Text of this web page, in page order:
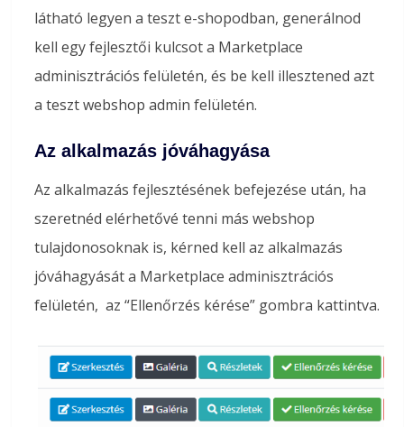
látható legyen a teszt e-shopodban, generálnod
kell egy fejlesztői kulcsot a Marketplace
adminisztrációs felületén, és be kell illesztened azt
a teszt webshop admin felületén.
Az alkalmazás jóváhagyása
Az alkalmazás fejlesztésének befejezése után, ha
szeretnéd elérhetővé tenni más webshop
tulajdonosoknak is, kérned kell az alkalmazás
jóváhagyását a Marketplace adminisztrációs
felületén, az “Ellenőrzés kérése” gombra kattintva.